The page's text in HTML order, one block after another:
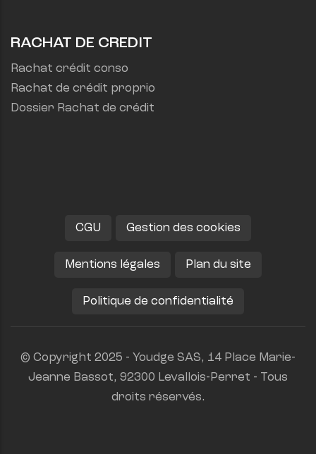
RACHAT DE CREDIT
Rachat crédit conso
Rachat de crédit proprio
Dossier Rachat de crédit
CGU Gestion des cookies
Mentions légales Plan du site
Politique de confidentialité
© Copyright 2025 - Youdge SAS, 14 Place Marie-
Jeanne Bassot, 92300 Levallois-Perret - Tous
droits réservés.